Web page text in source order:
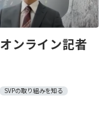
ンライン記者
SVPの取り組みを知る